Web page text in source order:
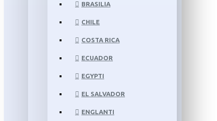
BRASILIA
CHILE
COSTA RICA
ECUADOR
EGYPTI
EL SALVADOR
ENGLANTI